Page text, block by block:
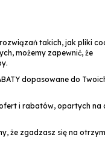
i twórców
muzycznych,
☑️.Ciepła
takich, jak pliki
możemy zapewnić, że
dopasowane do
i rabatów, opartych na
że zgadzasz się na